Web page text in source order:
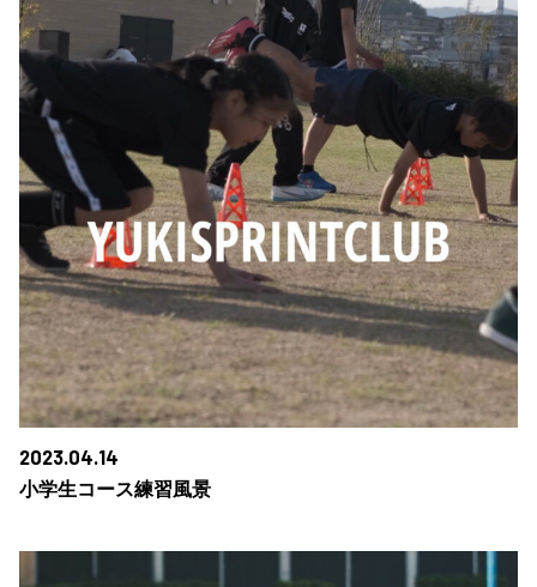
2023.04.14
小学生コース練習風景